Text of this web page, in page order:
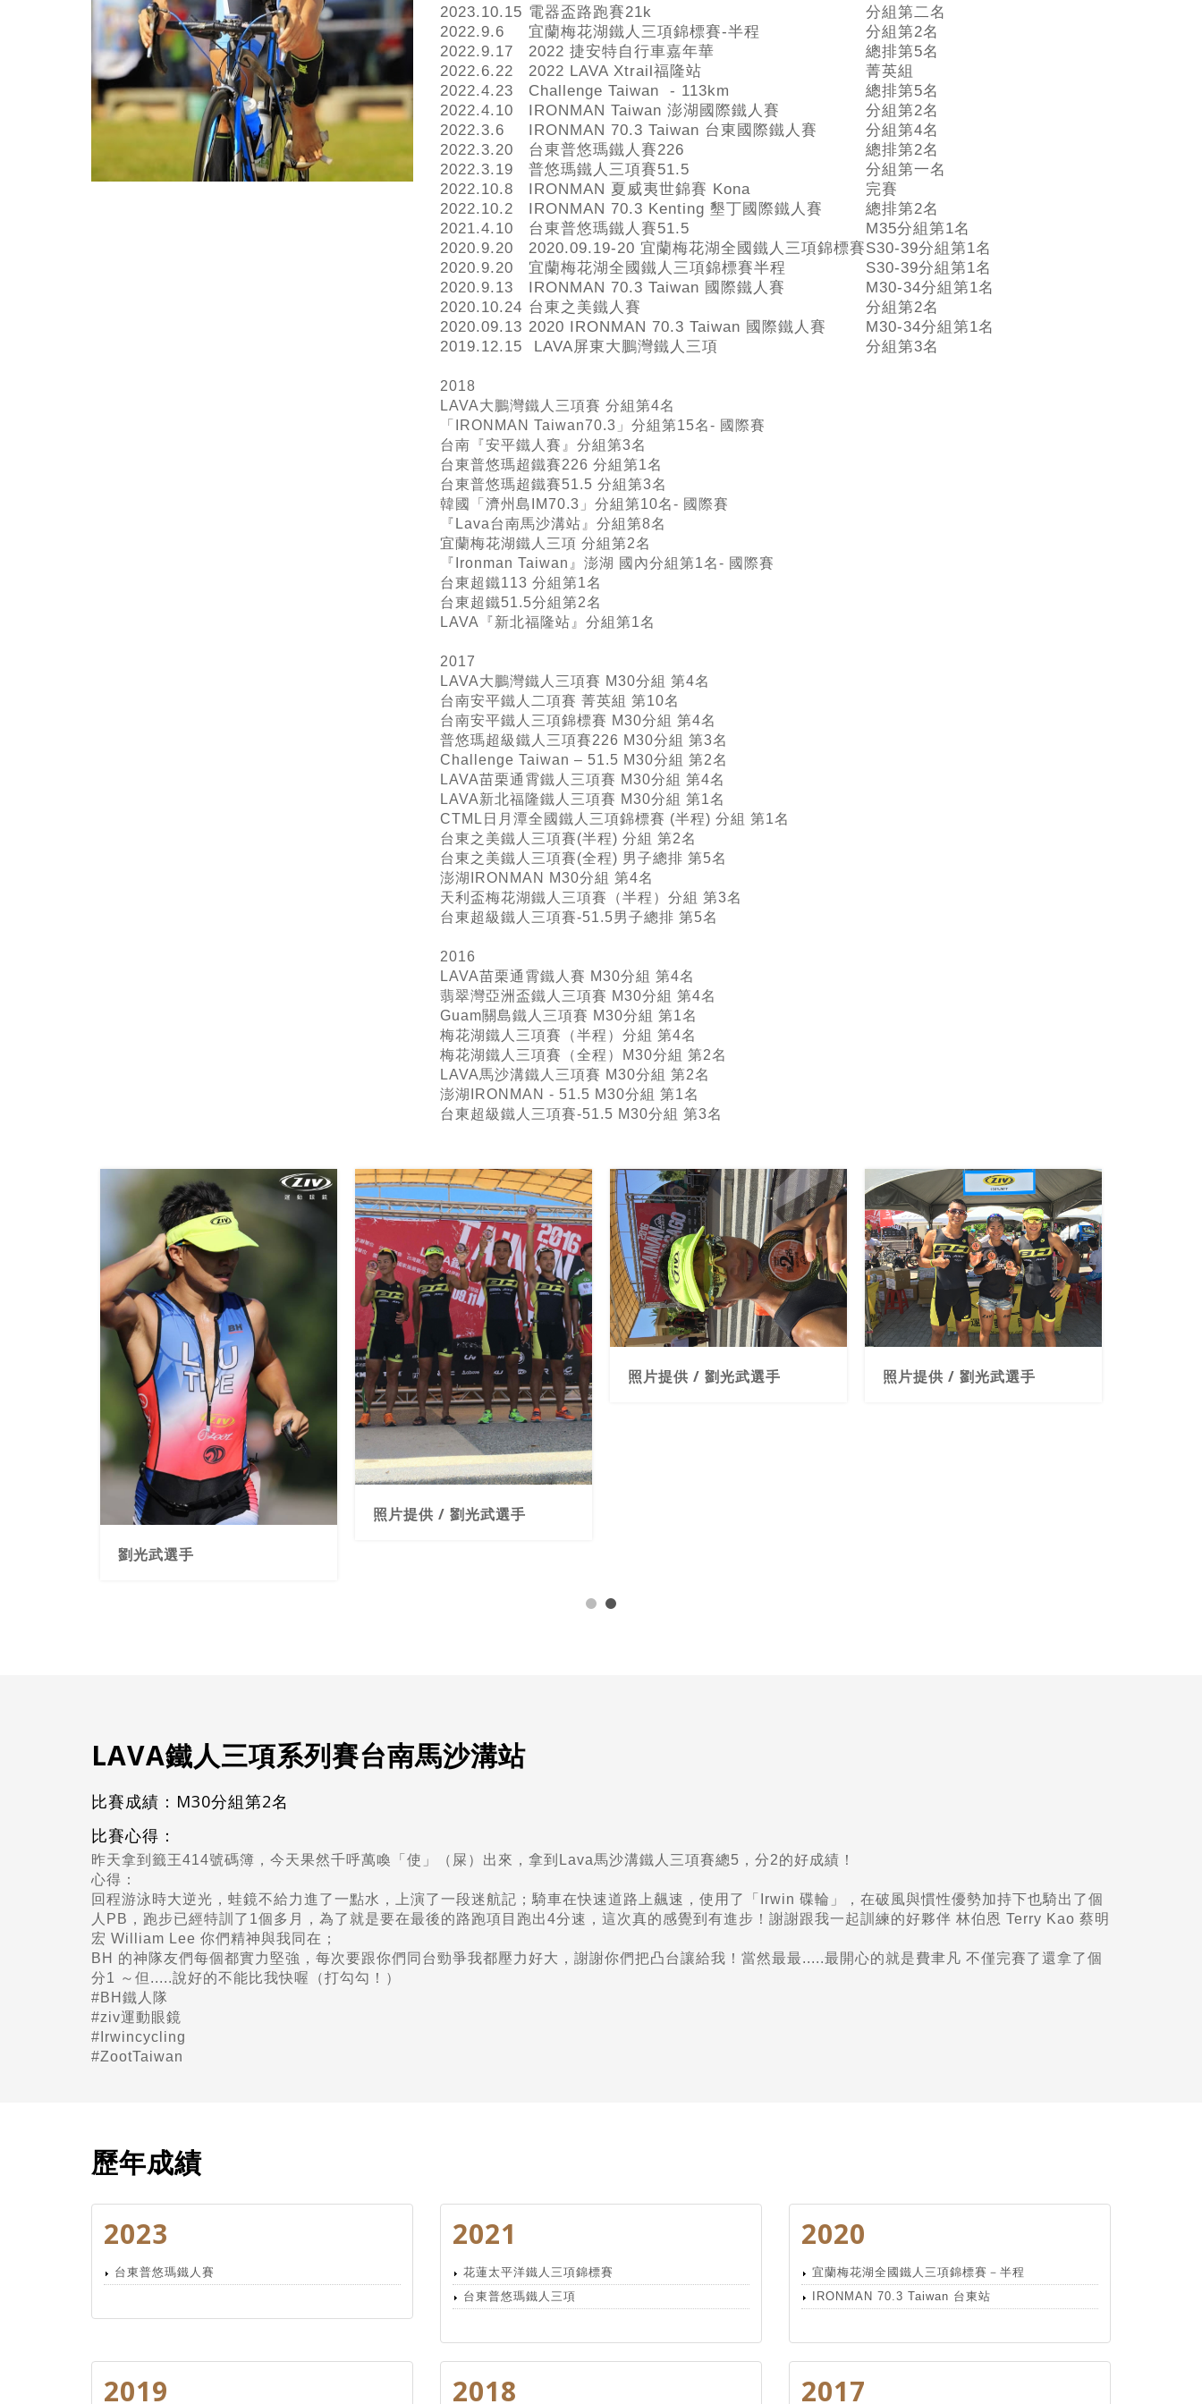
2023.10.15 電器盃路跑賽21k
分組第二名
2022.9.6
宜蘭梅花湖鐵人三項錦標賽-半程
分組第2名
2022.9.17
2022 捷安特自行車嘉年華
總排第5名
2022.6.22
2022 LAVA Xtrail福隆站
菁英組
2022.4.23
Challenge Taiwan - 113km
總排第5名
2022.4.10
IRONMAN Taiwan 澎湖國際鐵人賽
分組第2名
2022.3.6
IRONMAN 70.3 Taiwan 台東國際鐵人賽
分組第4名
2022.3.20
台東普悠瑪鐵人賽226
總排第2名
2022.3.19
普悠瑪鐵人三項賽51.5
分組第一名
2022.10.8
IRONMAN 夏威夷世錦賽 Kona
完賽
2022.10.2
IRONMAN 70.3 Kenting 墾丁國際鐵人賽
總排第2名
2021.4.10
台東普悠瑪鐵人賽51.5
M35分組第1名
2020.9.20
2020.09.19-20 宜蘭梅花湖全國鐵人三項錦標賽S30-39分組第1名
2020.9.20
宜蘭梅花湖全國鐵人三項錦標賽半程
S30-39分組第1名
2020.9.13
IRONMAN 70.3 Taiwan 國際鐵人賽
M30-34分組第1名
2020.10.24 台東之美鐵人賽
分組第2名
2020.09.13 2020 IRONMAN 70.3 Taiwan 國際鐵人賽
M30-34分組第1名
2019.12.15
LAVA屏東大鵬灣鐵人三項 分組第3名
2018
LAVA大鵬灣鐵人三項賽 分組第4名
「IRONMAN Taiwan70.3」分組第15名- 國際賽
台南『安平鐵人賽』分組第3名
台東普悠瑪超鐵賽226 分組第1名
台東普悠瑪超鐵賽51.5 分組第3名
韓國「濟州島IM70.3」分組第10名- 國際賽
『Lava台南馬沙溝站』分組第8名
宜蘭梅花湖鐵人三項 分組第2名
『Ironman Taiwan』澎湖 國內分組第1名- 國際賽
台東超鐵113 分組第1名
台東超鐵51.5分組第2名
LAVA『新北福隆站』分組第1名
2017
LAVA大鵬灣鐵人三項賽 M30分組 第4名
台南安平鐵人二項賽 菁英組 第10名
台南安平鐵人三項錦標賽 M30分組 第4名
普悠瑪超級鐵人三項賽226 M30分組 第3名
Challenge Taiwan – 51.5 M30分組 第2名
LAVA苗栗通霄鐵人三項賽 M30分組 第4名
LAVA新北福隆鐵人三項賽 M30分組 第1名
CTML日月潭全國鐵人三項錦標賽 (半程) 分組 第1名
台東之美鐵人三項賽(半程) 分組 第2名
台東之美鐵人三項賽(全程) 男子總排 第5名
澎湖IRONMAN M30分組 第4名
天利盃梅花湖鐵人三項賽（半程）分組 第3名
台東超級鐵人三項賽-51.5男子總排 第5名
2016
LAVA苗栗通霄鐵人賽 M30分組 第4名
翡翠灣亞洲盃鐵人三項賽 M30分組 第4名
Guam關島鐵人三項賽 M30分組 第1名
梅花湖鐵人三項賽（半程）分組 第4名
梅花湖鐵人三項賽（全程）M30分組 第2名
LAVA馬沙溝鐵人三項賽 M30分組 第2名
澎湖IRONMAN - 51.5 M30分組 第1名
台東超級鐵人三項賽-51.5 M30分組 第3名
劉光武選手
照片提供 / 劉光武選手
照片提供 / 劉光武選手 照片提供 / 劉光武選手
LAVA鐵人三項系列賽台南馬沙溝站
比賽成績：M30分組第2名
比賽心得：
昨天拿到籤王414號碼簿，今天果然千呼萬喚「使」（屎）出來，拿到Lava馬沙溝鐵人三項賽總5，分2的好成績！
心得：
回程游泳時大逆光，蛙鏡不給力進了一點水，上演了一段迷航記；騎車在快速道路上飆速，使用了「Irwin 碟輪」，在破風與慣性優勢加持下也騎出了個
人PB，跑步已經特訓了1個多月，為了就是要在最後的路跑項目跑出4分速，這次真的感覺到有進步！謝謝跟我一起訓練的好夥伴 林伯恩 Terry Kao 蔡明
宏 William Lee 你們精神與我同在；
BH 的神隊友們每個都實力堅強，每次要跟你們同台勁爭我都壓力好大，謝謝你們把凸台讓給我！當然最最.....最開心的就是費聿凡 不僅完賽了還拿了個
分1 ～但.....說好的不能比我快喔（打勾勾！）
#BH鐵人隊
#ziv運動眼鏡
#Irwincycling
#ZootTaiwan
歷年成績
2023
台東普悠瑪鐵人賽
2021
花蓮太平洋鐵人三項錦標賽
台東普悠瑪鐵人三項
2020
宜蘭梅花湖全國鐵人三項錦標賽－半程
IRONMAN 70.3 Taiwan 台東站
2019 2018 2017